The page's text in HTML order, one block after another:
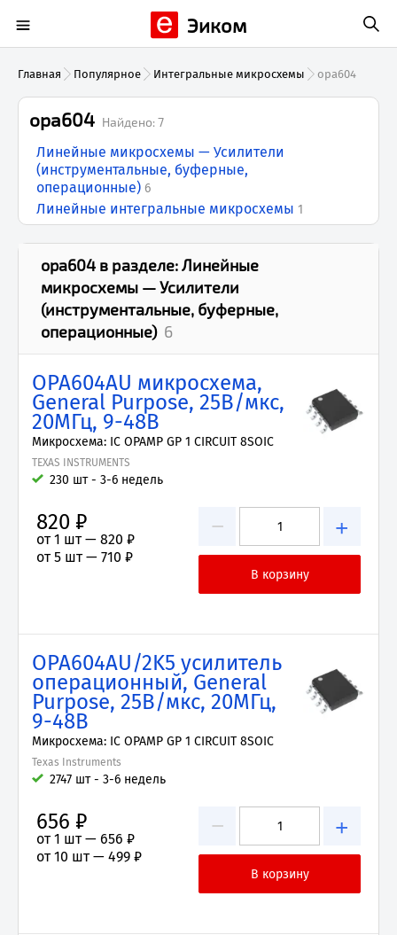
Эиком
Главная Популярное Интегральные микросхемы opa604
opa604 Найдено:7
Линейные микросхемы — Усилители
(инструментальные, буферные,
операционные) 6
Линейные интегральные микросхемы 1
opa604 в разделе:Линейные
микросхемы — Усилители
(инструментальные, буферные,
операционные) 6
OPA604AU микросхема,
General Purpose, 25В/мкс,
20МГц, 9-48В
Микросхема: IC OPAMP GP 1 CIRCUIT 8SOIC
TEXAS INSTRUMENTS
230 шт - 3-6 недель
− +
820 ₽
от 1 шт — 820 ₽
от 5 шт — 710 ₽
OPA604AU/2K5 усилитель
операционный, General
Purpose, 25В/мкс, 20МГц,
9-48В
Микросхема: IC OPAMP GP 1 CIRCUIT 8SOIC
Texas Instruments
2747 шт - 3-6 недель
− +
656 ₽
от 1 шт — 656 ₽
от 10 шт — 499 ₽